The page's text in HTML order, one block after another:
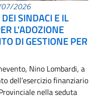
07/2026
SINDACI E IL
L'ADOZIONE
DI GESTIONE PER
Nino Lombardi, a
dell’esercizio finanziario
nella seduta